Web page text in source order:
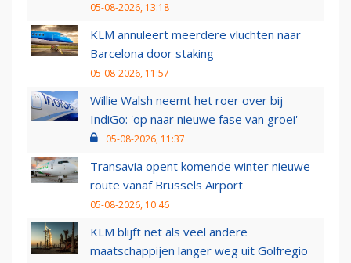
05-08-2026, 13:18
KLM annuleert meerdere vluchten naar
Barcelona door staking
05-08-2026, 11:57
Willie Walsh neemt het roer over bij
IndiGo: 'op naar nieuwe fase van groei'
05-08-2026, 11:37
Transavia opent komende winter nieuwe
route vanaf Brussels Airport
05-08-2026, 10:46
KLM blijft net als veel andere
maatschappijen langer weg uit Golfregio